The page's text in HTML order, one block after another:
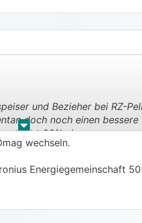
und Bezieher bei RZ-
doch noch einen
. .
und Bezieher bei RZ-
doch noch einen
gut 20% abgenommen
wechseln.
Energiegemeinschaft